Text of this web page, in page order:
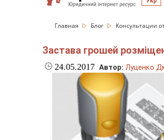
Главная Блог Консультации
Застава грошей
24.05.2017 Автор: Луценко